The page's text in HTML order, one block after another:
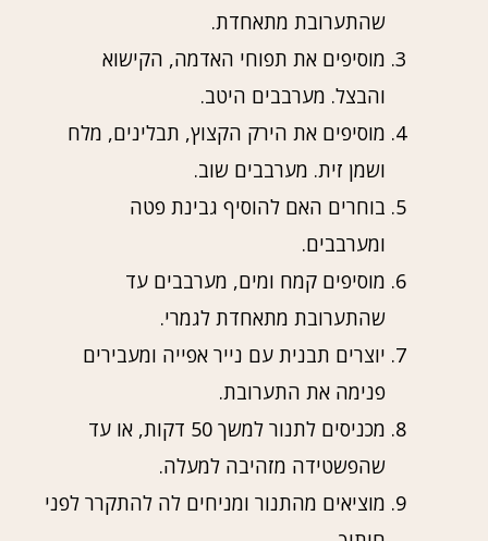
שהתערובת מתאחדת.
מוסיפים את תפוחי האדמה, הקישוא
והבצל. מערבבים היטב.
מוסיפים את הירק הקצוץ, תבלינים, מלח
ושמן זית. מערבבים שוב.
בוחרים האם להוסיף גבינת פטה
ומערבבים.
מוסיפים קמח ומים, מערבבים עד
שהתערובת מתאחדת לגמרי.
יוצרים תבנית עם נייר אפייה ומעבירים
פנימה את התערובת.
מכניסים לתנור למשך 50 דקות, או עד
שהפשטידה מזהיבה למעלה.
מוציאים מהתנור ומניחים לה להתקרר לפני